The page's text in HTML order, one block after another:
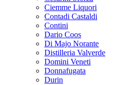
Ciemme Liquori
Contadi Castaldi
Contini
Dario Coos
Di Majo Norante
Distilleria Valverde
Domini Veneti
Donnafugata
Durin